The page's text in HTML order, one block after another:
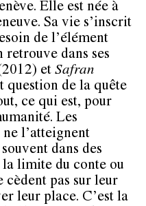
Elle est née à
Sa vie s’inscrit
de l’élément
dans ses
et Safran
question de la quête
ce qui est, pour
Les
ne l’atteignent
dans des
la limite du conte ou
cèdent pas sur leur
leur place. C’est la